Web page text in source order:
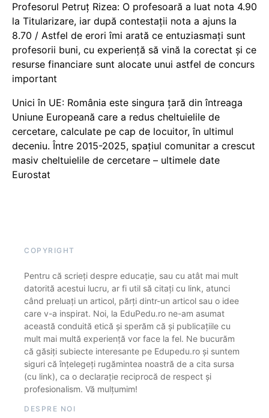
Profesorul Petruț Rizea: O profesoară a luat nota 4.90
la Titularizare, iar după contestații nota a ajuns la
8.70 / Astfel de erori îmi arată ce entuziasmați sunt
profesorii buni, cu experiență să vină la corectat și ce
resurse financiare sunt alocate unui astfel de concurs
important
Unici în UE: România este singura țară din întreaga
Uniune Europeană care a redus cheltuielile de
cercetare, calculate pe cap de locuitor, în ultimul
deceniu. Între 2015-2025, spațiul comunitar a crescut
masiv cheltuielile de cercetare – ultimele date
Eurostat
COPYRIGHT
Pentru că scrieți despre educație, sau cu atât mai mult
datorită acestui lucru, ar fi util să citați cu link, atunci
când preluați un articol, părți dintr-un articol sau o idee
care v-a inspirat. Noi, la EduPedu.ro ne-am asumat
această conduită etică și sperăm că și publicațiile cu
mult mai multă experiență vor face la fel. Ne bucurăm
că găsiți subiecte interesante pe Edupedu.ro și suntem
siguri că înțelegeți rugămintea noastră de a cita sursa
(cu link), ca o declarație reciprocă de respect și
profesionalism. Vă mulțumim!
DESPRE NOI